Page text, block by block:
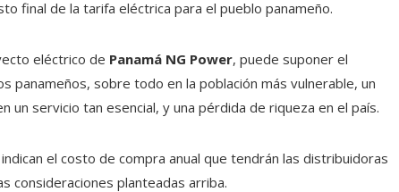
final de la tarifa eléctrica para el pueblo panameño.
eléctrico de Panamá NG Power, puede suponer el
panameños, sobre todo en la población más vulnerable, un
servicio tan esencial, y una pérdida de riqueza en el país.
el costo de compra anual que tendrán las distribuidoras
consideraciones planteadas arriba.